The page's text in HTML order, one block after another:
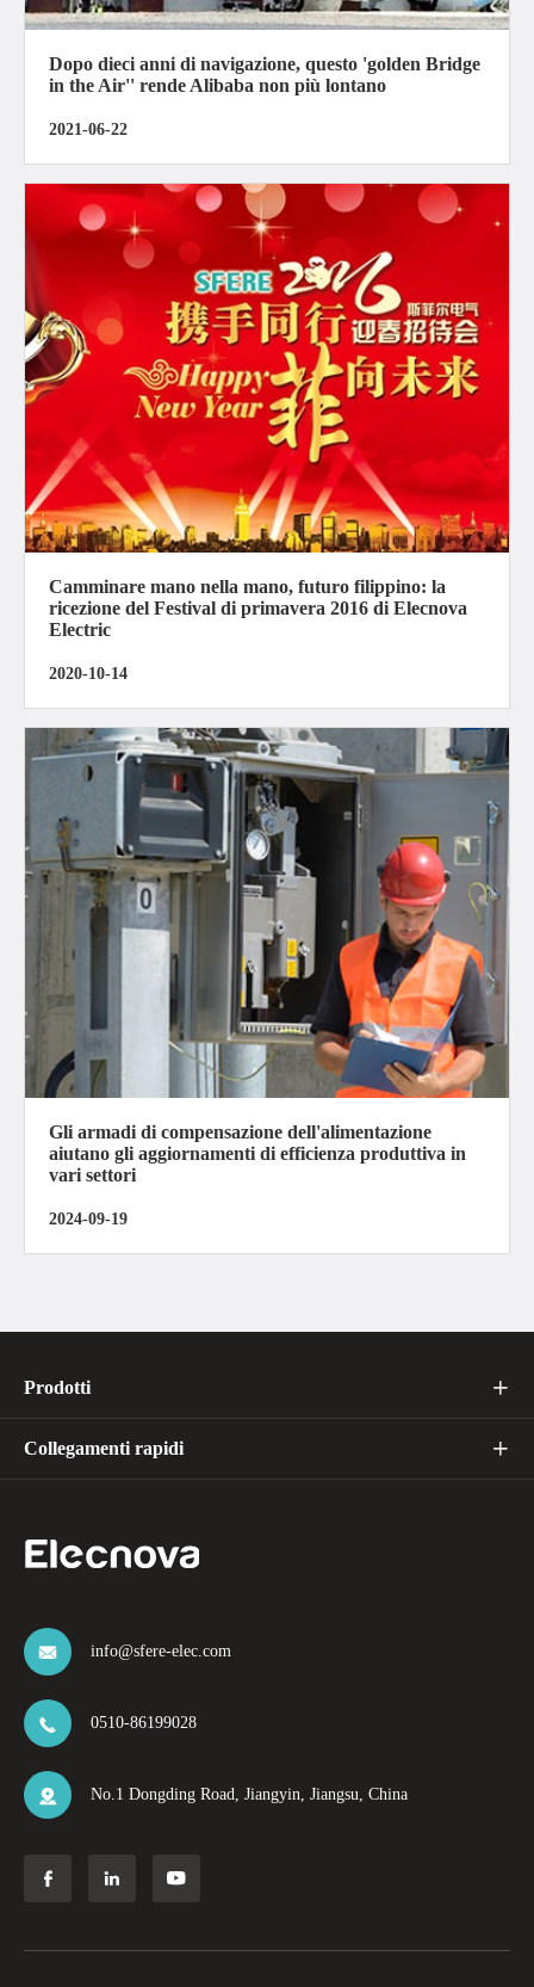
Dopo dieci anni di navigazione, questo 'golden Bridge
in the Air'' rende Alibaba non più lontano
2021-06-22
Camminare mano nella mano, futuro filippino: la
ricezione del Festival di primavera 2016 di Elecnova
Electric
2020-10-14
Gli armadi di compensazione dell'alimentazione
aiutano gli aggiornamenti di efficienza produttiva in
vari settori
2024-09-19
Prodotti 
Collegamenti rapidi 
 info@sfere-elec.com
 0510-86199028
 No.1 Dongding Road, Jiangyin, Jiangsu, China
  